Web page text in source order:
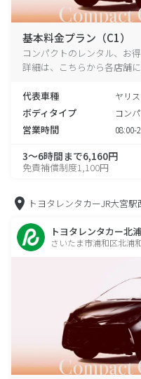
基本料金プラン（C1）
コンパクトのレンタル、お
詳細は、こちらから各店舗に
代表車種 ヤリ
ボディタイプ コン
営業時間 08:00-
3～6時間まで6,160円
免責補償制度1,100円
トヨタレンタカーJR大宮駅
トヨタレンタカー北
さいたま市浦和区北浦